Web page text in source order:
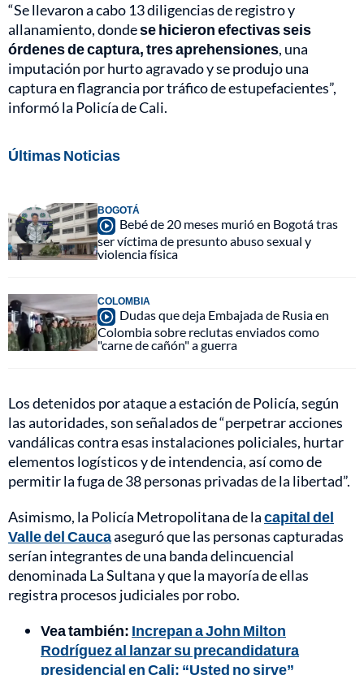
“Se llevaron a cabo 13 diligencias de registro y
allanamiento, dondese hicieron efectivas seis
órdenes de captura, tres aprehensiones, una
imputación por hurto agravado y se produjo una
captura en flagrancia por tráfico de estupefacientes”,
informó la Policía de Cali.
Últimas Noticias
BOGOTÁ
Bebé de 20 meses murió en Bogotá tras
ser víctima de presunto abuso sexual y
violencia física
COLOMBIA
Dudas que deja Embajada de Rusia en
Colombia sobre reclutas enviados como
"carne de cañón" a guerra
Los detenidos por ataque a estación de Policía, según
las autoridades, son señalados de “perpetrar acciones
vandálicas contra esas instalaciones policiales, hurtar
elementos logísticos y de intendencia, así como de
permitir la fuga de 38 personas privadas de la libertad”.
Asimismo, la Policía Metropolitana de lacapital del
Valle del Caucaaseguró que las personas capturadas
serían integrantes de una banda delincuencial
denominada La Sultana y que la mayoría de ellas
registra procesos judiciales por robo.
Vea también: Increpan a John Milton
Rodríguez al lanzar su precandidatura
presidencial en Cali: “Usted no sirve”